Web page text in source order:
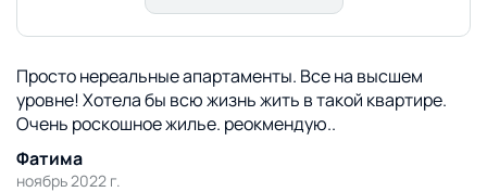
Просто нереальные апартаменты. Все на высшем
уровне! Хотела бы всю жизнь жить в такой квартире.
Очень роскошное жилье. реокмендую..
Фатима
ноябрь 2022 г.